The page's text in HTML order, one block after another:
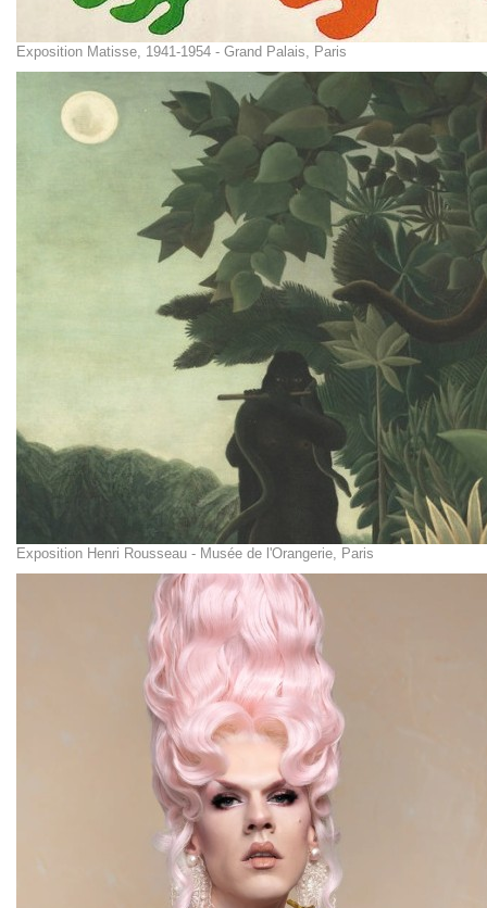
Exposition Matisse, 1941-1954 - Grand Palais, Paris
Exposition Henri Rousseau - Musée de l'Orangerie, Paris